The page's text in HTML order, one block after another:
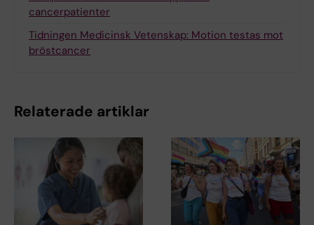
cancerpatienter
Tidningen Medicinsk Vetenskap: Motion testas mot
bröstcancer
Relaterade artiklar